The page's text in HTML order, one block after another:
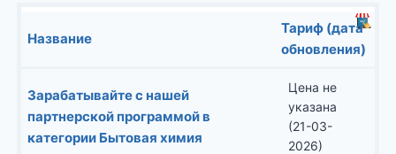
Название
Тариф (дата
обновления)
Зарабатывайте с нашей
партнерской программой в
категории Бытовая химия
Цена не
указана
(21-03-
2026)